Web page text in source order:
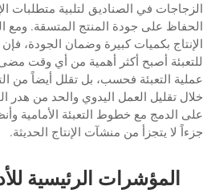
الزجاجات في الصناديق لتلبية متطلبات
الحفاظ على جودة المنتج المتسقة. ومع
الإنتاج بكميات كبيرة وضمان الجودة، فإن
للتعبئة أصبح أكثر أهمية من أي وقت
عملية التعبئة فحسب، بل تقلل أيضاً من
خلال تقليل العمل اليدوي والحد من هدر
على الدمج مع خطوط التعبئة الأمامية
جزءاً لا يتجزأ من منشآت الإنتاج الحديثة.
المؤشرات الرئيسية